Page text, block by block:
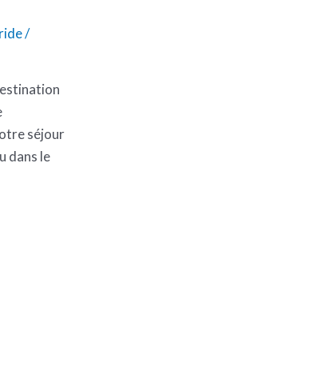
/
séjour
dans le